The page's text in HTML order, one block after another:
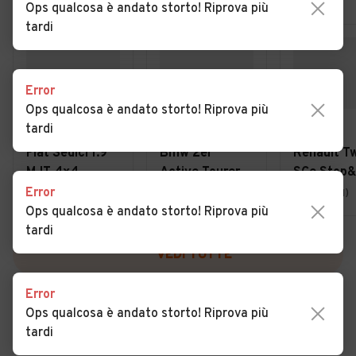
€ 2.490
Fiat Sedici 1.9
MJT 4x4
Dynamic
Roma (RM)
Bmw 2er
Active Tourer
Potenza Ibrida,
Renault
SCe
Roma (RM)
VEDI TUTTE
Ops qualcosa è andato storto! Riprova più
tardi
Error
Ops qualcosa è andato storto! Riprova più
tardi
Error
Ops qualcosa è andato storto! Riprova più
tardi
Error
Ops qualcosa è andato storto! Riprova più
tardi